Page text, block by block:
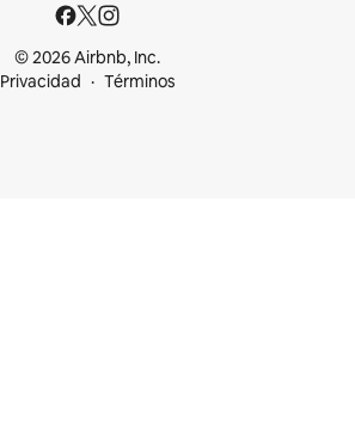
© 2026 Airbnb, Inc.
Privacidad
Términos